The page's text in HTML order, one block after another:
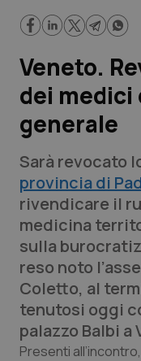
Lavoro e
Scienza e Farmaci
Studi e Analisi
Lettere al
Edizioni
QS Pro
Professionisti
Veneto.
dei medici
generale
Sarà revocato
provincia di
rivendicare il
medicina
sulla
reso noto
Coletto, al
tenutosi oggi
palazzo Balbi a
Presenti